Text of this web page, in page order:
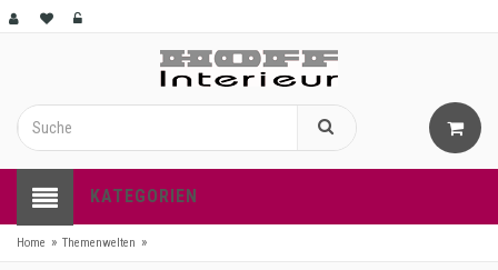
KATEGORIEN
Home » Themenwelten »